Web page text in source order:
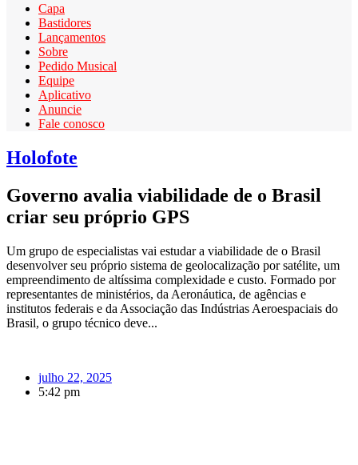
Capa
Bastidores
Lançamentos
Sobre
Pedido Musical
Equipe
Aplicativo
Anuncie
Fale conosco
Holofote
Governo avalia viabilidade de o Brasil
criar seu próprio GPS
Um grupo de especialistas vai estudar a viabilidade de o Brasil
desenvolver seu próprio sistema de geolocalização por satélite, um
empreendimento de altíssima complexidade e custo. Formado por
representantes de ministérios, da Aeronáutica, de agências e
institutos federais e da Associação das Indústrias Aeroespaciais do
Brasil, o grupo técnico deve...
julho 22, 2025
5:42 pm